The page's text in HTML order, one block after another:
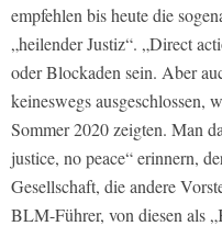
empfehlen bis heute die
„heilender Justiz“. „Direct
oder Blockaden sein. Aber
keineswegs ausgeschlossen,
Sommer 2020 zeigten. Man
justice, no peace“ erinnern,
Gesellschaft, die andere
BLM-Führer, von diesen als